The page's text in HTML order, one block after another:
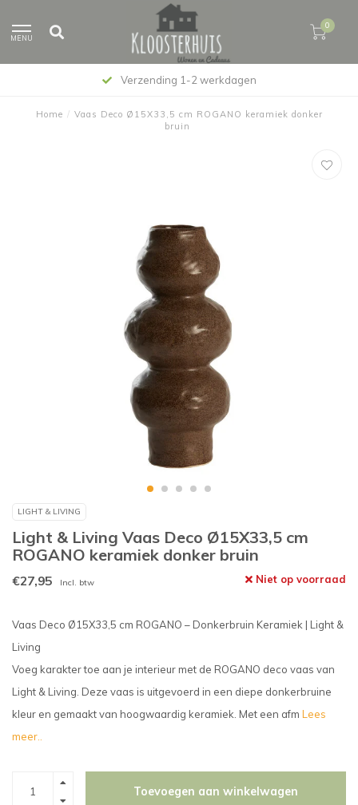
MENU
0
Verzending 1-2 werkdagen
Home / Vaas Deco Ø15X33,5 cm ROGANO keramiek donker
bruin
LIGHT & LIVING
Light & Living Vaas Deco Ø15X33,5 cm
ROGANO keramiek donker bruin
€27,95 Incl. btw Niet op voorraad
Vaas Deco Ø15X33,5 cm ROGANO – Donkerbruin Keramiek | Light &
Living
Voeg karakter toe aan je interieur met de ROGANO deco vaas van
Light & Living. Deze vaas is uitgevoerd in een diepe donkerbruine
kleur en gemaakt van hoogwaardig keramiek. Met een afm Lees
meer..
Toevoegen aan winkelwagen